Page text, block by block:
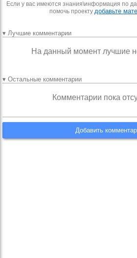
Если у вас имеются знания\информация по
помочь проекту добавьте
▾ Лучшие комментарии
На данный момент лучшие
▾ Остальные комментарии
Комментарии пока
Добавить